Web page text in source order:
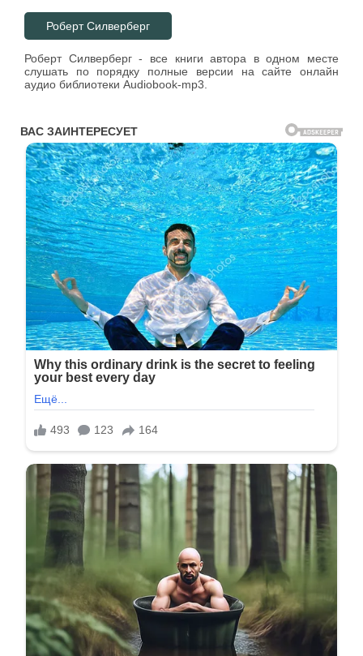
Роберт Силверберг
Роберт Силверберг - все книги автора в одном месте
слушать по порядку полные версии на сайте онлайн
аудио библиотеки Audiobook-mp3.